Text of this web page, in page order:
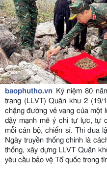
baophutho.vn Kỷ niệm 80
trang (LLVT) Quân khu 2 (19/
chặng đường vẻ vang của một
dậy mạnh mẽ ý chí tự lực, tự
mỗi cán bộ, chiến sĩ. Thi đua
Ngày truyền thống chính là
thống, xây dựng LLVT Quân
yêu cầu bảo vệ Tổ quốc trong